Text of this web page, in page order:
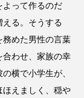
よって作るのだ
る。そうする
務めた男性の言葉
わせ、家族の幸
横で小学生が、
ほえましく、穏や